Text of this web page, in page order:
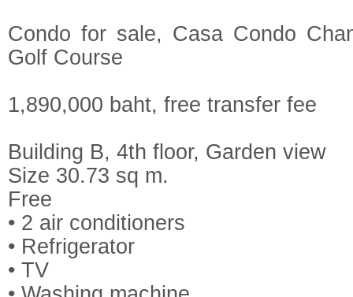
Condo for sale, Casa Condo
Golf Course
1,890,000 baht, free transfer fee
Building B, 4th floor, Garden view
Size 30.73 sq m.
Free
• 2 air conditioners
• Refrigerator
• TV